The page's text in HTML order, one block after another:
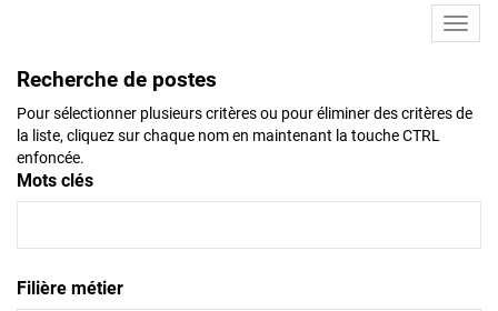
Recherche de postes
Pour sélectionner plusieurs critères ou pour éliminer des critères de
la liste, cliquez sur chaque nom en maintenant la touche CTRL
enfoncée.
Mots clés
Filière métier